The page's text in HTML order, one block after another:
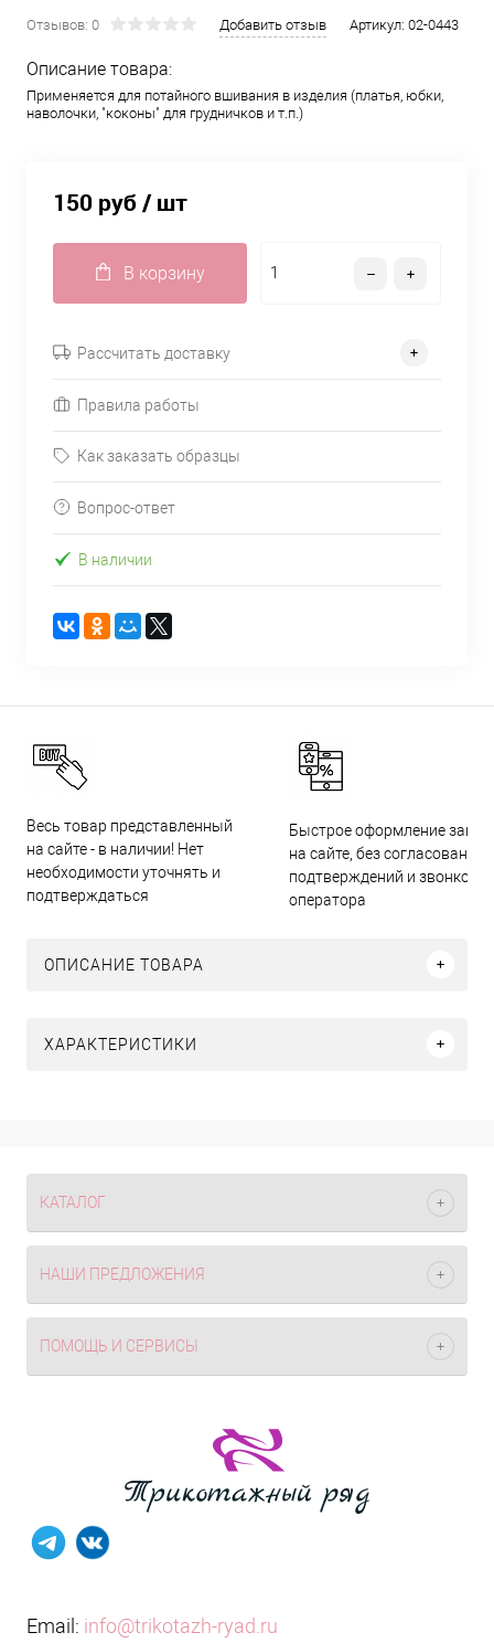
Отзывов: 0 Добавить отзыв Артикул: 02-0443
Описание товара:
Применяется для потайного вшивания в изделия (платья, юбки,
наволочки, "коконы" для грудничков и т.п.)
150 руб/ шт
В корзину
Рассчитать доставку
Правила работы
Как заказать образцы
Вопрос-ответ
В наличии
Весь товар представленный
на сайте - в наличии! Нет
необходимости уточнять и
подтверждаться
Быстрое оформление
на сайте, без согласований,
подтверждений и звонков
оператора
ОПИСАНИЕ ТОВАРА
ХАРАКТЕРИСТИКИ
КАТАЛОГ
НАШИ ПРЕДЛОЖЕНИЯ
ПОМОЩЬ И СЕРВИСЫ
Email: info@trikotazh-ryad.ru